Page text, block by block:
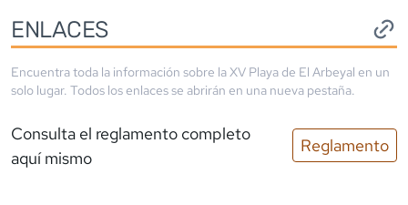
ENLACES
Encuentra toda la información sobre laXV Playa de El Arbeyal en un
solo lugar. Todos los enlaces se abrirán en una nueva pestaña.
Consulta el reglamento completo
aquí mismo
Reglamento